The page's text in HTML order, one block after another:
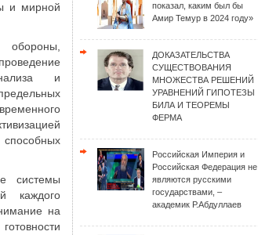
и мирной
и
системы
каждого
на
показал, каким был бы
Амир Темур в 2024 году»
ДОКАЗАТЕЛЬСТВА
СУЩЕСТВОВАНИЯ
МНОЖЕСТВА РЕШЕНИЙ
УРАВНЕНИЙ ГИПОТЕЗЫ
БИЛА И ТЕОРЕМЫ
ФЕРМА
Российская Империя и
Российская Федерация не
являются русскими
государствами, –
академик Р.Абдуллаев